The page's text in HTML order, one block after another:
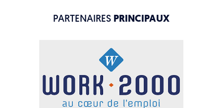
PARTENAIRES PRINCIPAUX